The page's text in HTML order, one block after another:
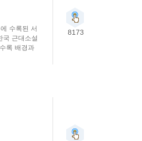
수록된 서
국 근대소설
록 배경과
8173